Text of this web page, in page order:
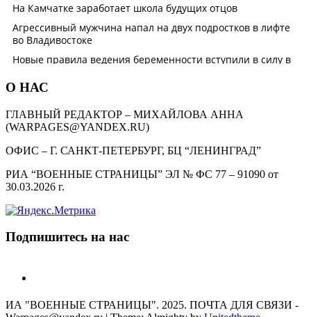
О НАС
ГЛАВНЫЙ РЕДАКТОР – МИХАЙЛОВА АННА
(WARPAGES@YANDEX.RU)
ОФИС – Г. САНКТ-ПЕТЕРБУРГ, БЦ “ЛЕНИНГРАД”
РИА “ВОЕННЫЕ СТРАНИЦЫ” ЭЛ № ФС 77 – 91090 от
30.03.2026 г.
Подпишитесь на нас
ИА "ВОЕННЫЕ СТРАНИЦЫ". 2025. ПОЧТА ДЛЯ СВЯЗИ -